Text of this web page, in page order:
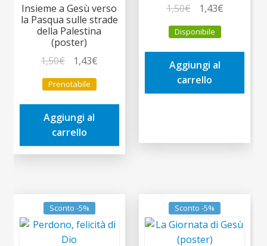
Insieme a Gesù verso
la Pasqua sulle strade
della Palestina
(poster)
1,50€
prezzo
originale
era:
1,50€.
1,43€
è:
Prenotabile
Aggiungi al
carrello
1,50€
prezzo
originale
era:
1,50€.
1,43€Il
è:
Disponibile
Aggiungi al
carrello
Sconto -5% Sconto -5%